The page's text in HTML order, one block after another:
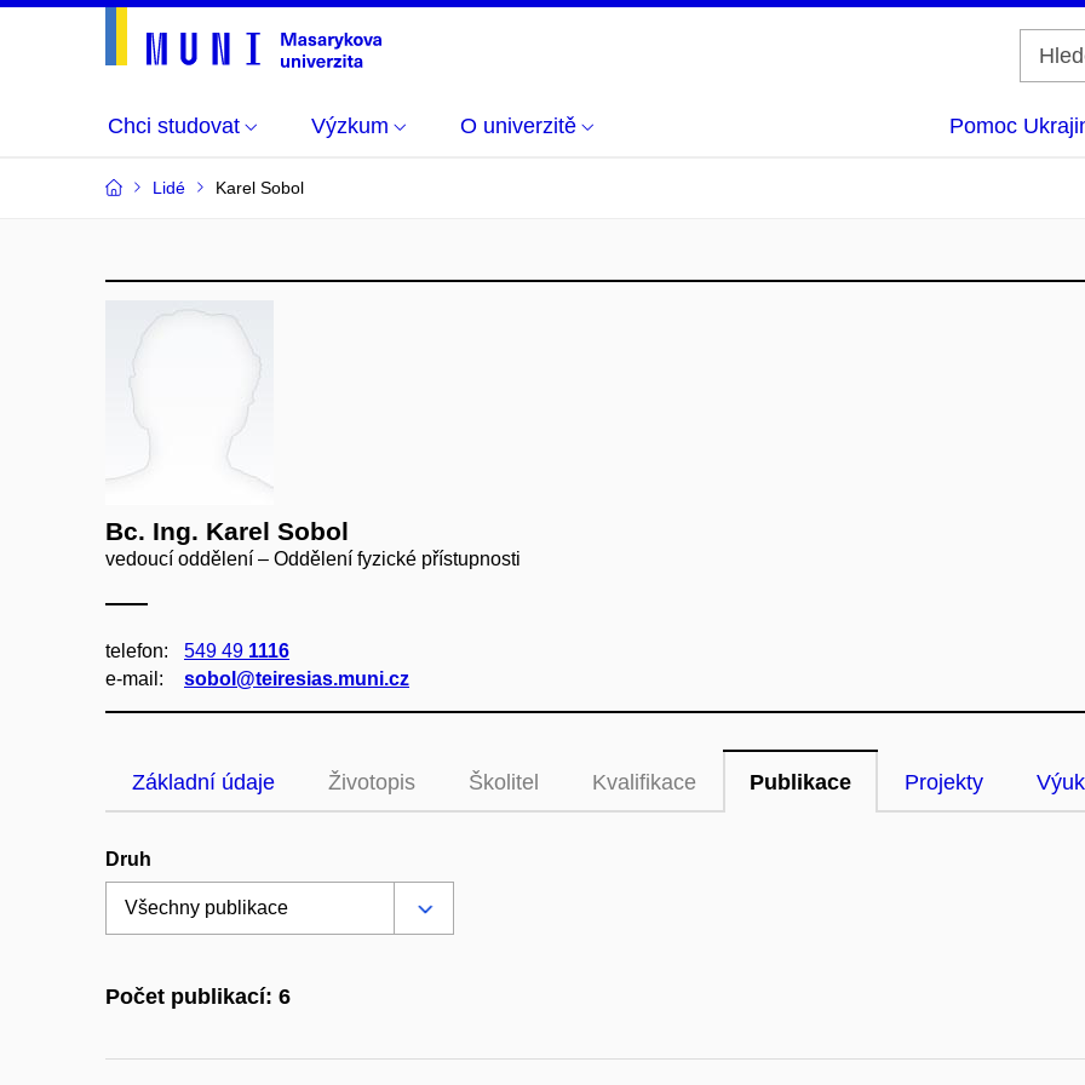
Chci studovat Výzkum O univerzitě Pomoc
Lidé Karel Sobol
Bc. Ing. Karel Sobol
vedoucí oddělení – Oddělení fyzické přístupnosti
telefon: 549 49 1116
e‑mail:
sobol@teiresias.muni.cz
Základní údaje Životopis Školitel Kvalifikace Publikace Projekty
Druh
Počet publikací: 6